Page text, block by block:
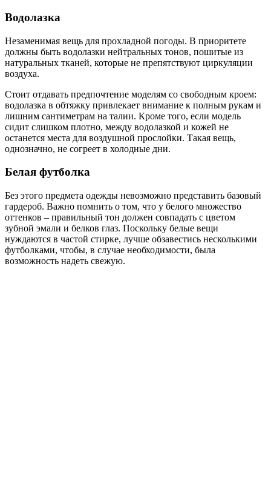
Водолазка
Незаменимая вещь для прохладной погоды. В приоритете
должны быть водолазки нейтральных тонов, пошитые из
натуральных тканей, которые не препятствуют циркуляции
воздуха.
Стоит отдавать предпочтение моделям со свободным кроем:
водолазка в обтяжку привлекает внимание к полным рукам и
лишним сантиметрам на талии. Кроме того, если модель
сидит слишком плотно, между водолазкой и кожей не
останется места для воздушной прослойки. Такая вещь,
однозначно, не согреет в холодные дни.
Белая футболка
Без этого предмета одежды невозможно представить базовый
гардероб. Важно помнить о том, что у белого множество
оттенков – правильный тон должен совпадать с цветом
зубной эмали и белков глаз. Поскольку белые вещи
нуждаются в частой стирке, лучше обзавестись несколькими
футболками, чтобы, в случае необходимости, была
возможность надеть свежую.